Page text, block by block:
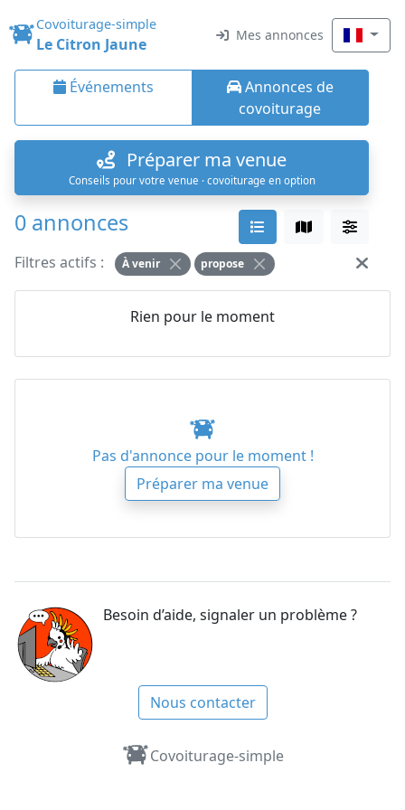
Covoiturage-simple
Le Citron Jaune Mes annonces
Événements
Annonces de
covoiturage
Préparer ma venue
Conseils pour votre venue · covoiturage en option
0 annonces
Filtres actifs : À venir propose
Rien pour le moment
Pas d'annonce pour le moment !
Préparer ma venue
Besoin d’aide, signaler un problème ?
Nous contacter
Covoiturage-simple